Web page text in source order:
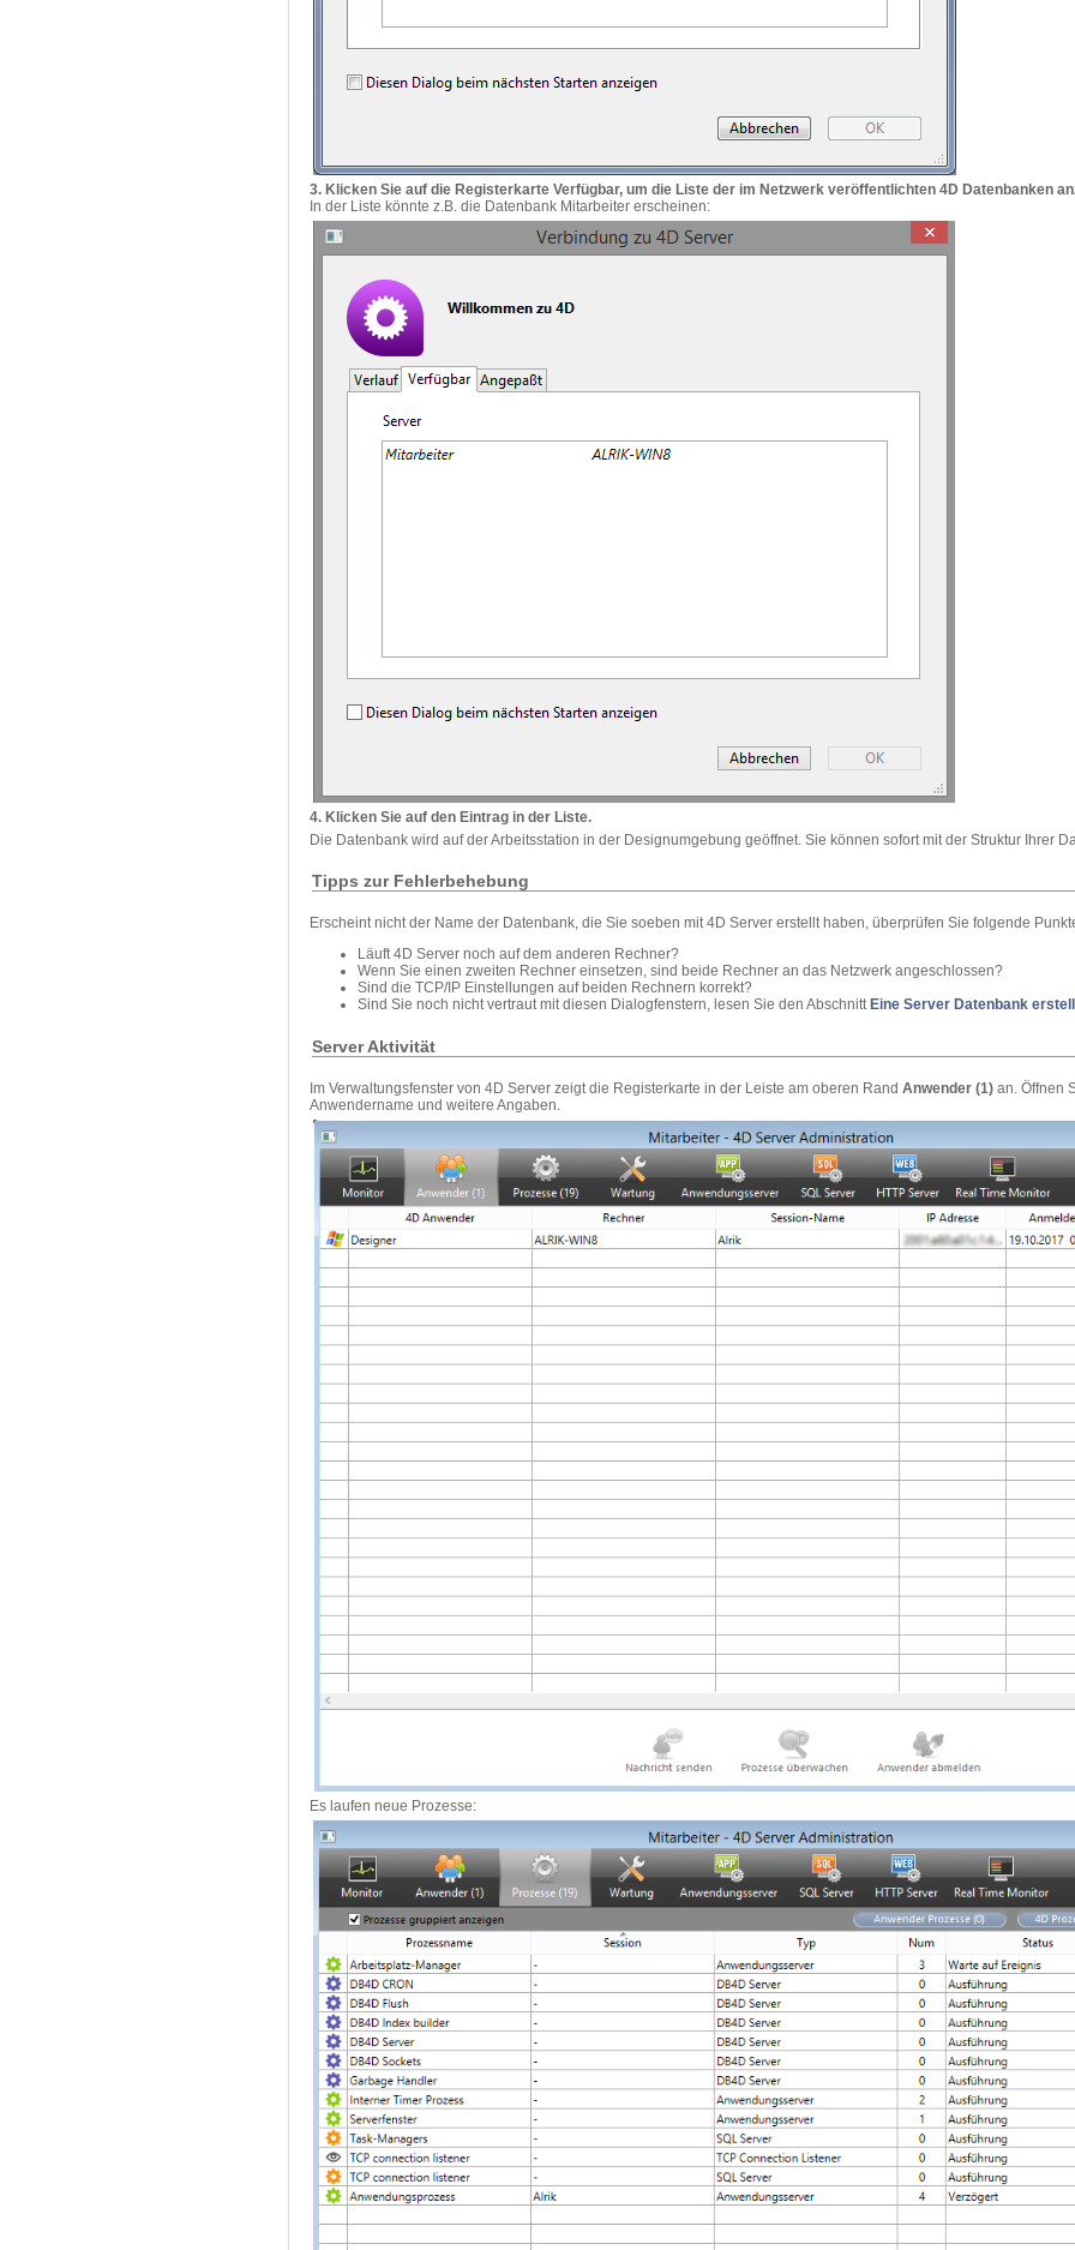
3. Klicken Sie auf die Registerkarte Verfügbar, um die Liste der im Netzwerk veröffentlichten 4D Datenbanken
In der Liste könnte z.B. die Datenbank Mitarbeiter erscheinen:
4. Klicken Sie auf den Eintrag in der Liste.
Die Datenbank wird auf der Arbeitsstation in der Designumgebung geöffnet. Sie können sofort mit der Struktur Ihrer
Tipps zur Fehlerbehebung
Erscheint nicht der Name der Datenbank, die Sie soeben mit 4D Server erstellt haben, überprüfen Sie folgende
Läuft 4D Server noch auf dem anderen Rechner?
Wenn Sie einen zweiten Rechner einsetzen, sind beide Rechner an das Netzwerk angeschlossen?
Sind die TCP/IP Einstellungen auf beiden Rechnern korrekt?
Sind Sie noch nicht vertraut mit diesen Dialogfenstern, lesen Sie den Abschnitt Eine Server Datenbank
Server Aktivität
Im Verwaltungsfenster von 4D Server zeigt die Registerkarte in der Leiste am oberen Rand Anwender (1) an. Öffnen
Anwendername und weitere Angaben.
Es laufen neue Prozesse: